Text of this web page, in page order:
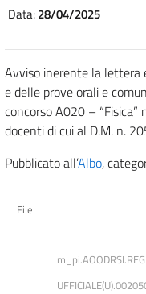
Data:28/04/2025
Avviso inerente la lettera
e delle prove orali e
concorso A020 – “Fisica”
docenti di cui al D.M. n.
Pubblicato all’Albo,
File